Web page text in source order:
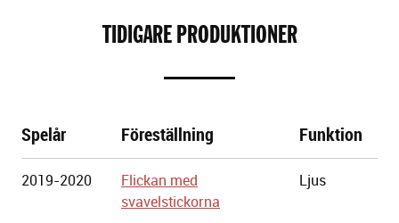
TIDIGARE PRODUKTIONER
Göteborgs
Stadsteater
Spelår Föreställning Funktion
2019-2020
Flickan med
svavelstickorna
Ljus